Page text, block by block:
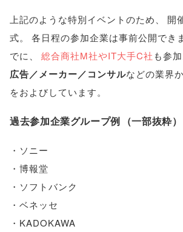
上記のような特別イベントのため、
開
式。 各日程の参加企業は事前公開でき
でに、 総合商社M社やIT大手C社 も参加
広告／メーカー／コンサルなどの業界
をおよびしています。
過去参加企業グループ例 （一部抜粋）
・ソニー
・博報堂
・ソフトバンク
・ベネッセ
・KADOKAWA